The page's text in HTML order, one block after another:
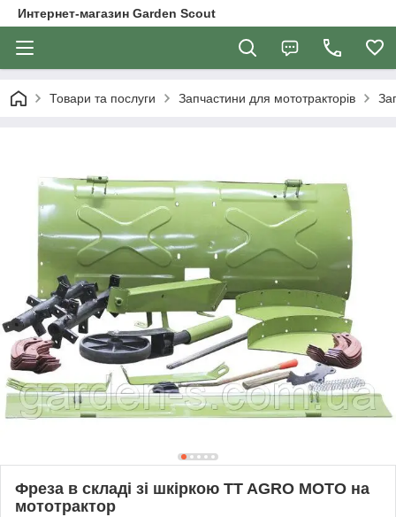
Интернет-магазин Garden Scout
Товари та послуги Запчастини для мототракторів
Фреза в складі зі шкіркою TT AGRO MOTO на
мототрактор